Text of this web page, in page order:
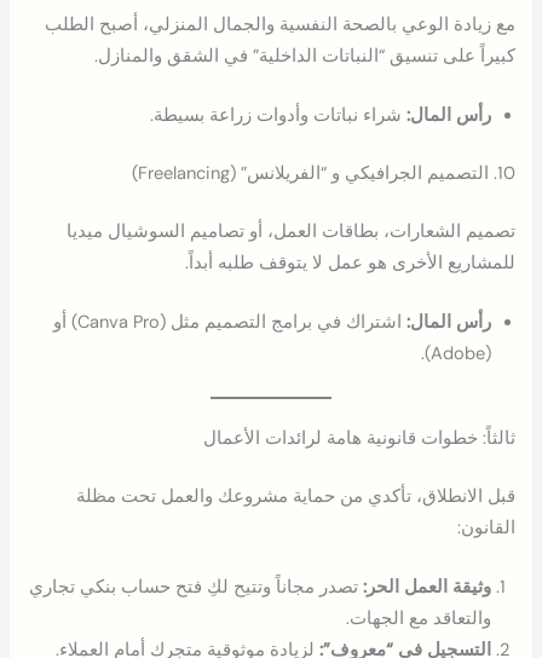
مع زيادة الوعي بالصحة النفسية والجمال المنزلي، أصبح الطلب
كبيراً على تنسيق “النباتات الداخلية” في الشقق والمنازل.
رأس المال: شراء نباتات وأدوات زراعة بسيطة.
10. التصميم الجرافيكي و “الفريلانس” (Freelancing)
تصميم الشعارات، بطاقات العمل، أو تصاميم السوشيال ميديا
للمشاريع الأخرى هو عمل لا يتوقف طلبه أبداً.
رأس المال:
اشتراك في برامج التصميم مثل (Canva Pro) أو
(Adobe).
ثالثاً: خطوات قانونية هامة لرائدات الأعمال
قبل الانطلاق، تأكدي من حماية مشروعك والعمل تحت مظلة
القانون:
وثيقة العمل الحر: تصدر مجاناً وتتيح لكِ فتح حساب بنكي تجاري
والتعاقد مع الجهات.
التسجيل في “معروف”: لزيادة موثوقية متجرك أمام العملاء.